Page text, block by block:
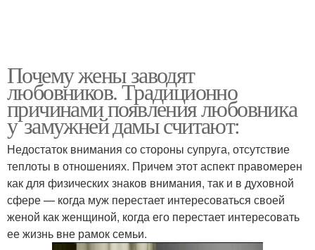
Почему жены заводят
любовников. Традиционно
причинами появления любовника
у замужней дамы считают:
Недостаток внимания со стороны супруга, отсутствие
теплоты в отношениях. Причем этот аспект правомерен
как для физических знаков внимания, так и в духовной
сфере — когда муж перестает интересоваться своей
женой как женщиной, когда его перестает интересовать
ее жизнь вне рамок семьи.